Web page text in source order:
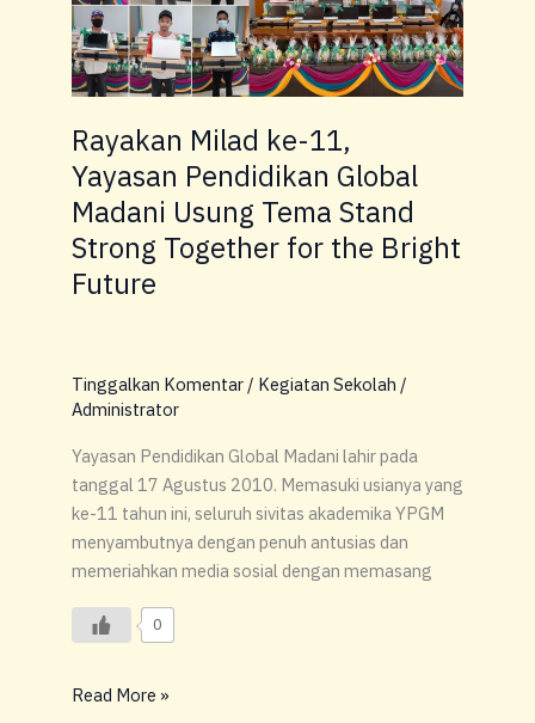
Rayakan Milad ke-11,
Yayasan Pendidikan Global
Madani Usung Tema Stand
Strong Together for the Bright
Future
Tinggalkan Komentar / Kegiatan Sekolah /
Administrator
Yayasan Pendidikan Global Madani lahir pada
tanggal 17 Agustus 2010. Memasuki usianya yang
ke-11 tahun ini, seluruh sivitas akademika YPGM
menyambutnya dengan penuh antusias dan
memeriahkan media sosial dengan memasang
0
11,
Yayasan
Pendidikan
Global
Madani
Usung
Tema
Stand
Strong
Together
Future
Read More »